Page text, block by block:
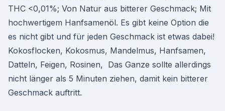
THC <0,01%; Von Natur aus bitterer Geschmack; Mit
hochwertigem Hanfsamenöl. Es gibt keine Option die
es nicht gibt und für jeden Geschmack ist etwas dabei!
Kokosflocken, Kokosmus, Mandelmus, Hanfsamen,
Datteln, Feigen, Rosinen, Das Ganze sollte allerdings
nicht länger als 5 Minuten ziehen, damit kein bitterer
Geschmack auftritt.